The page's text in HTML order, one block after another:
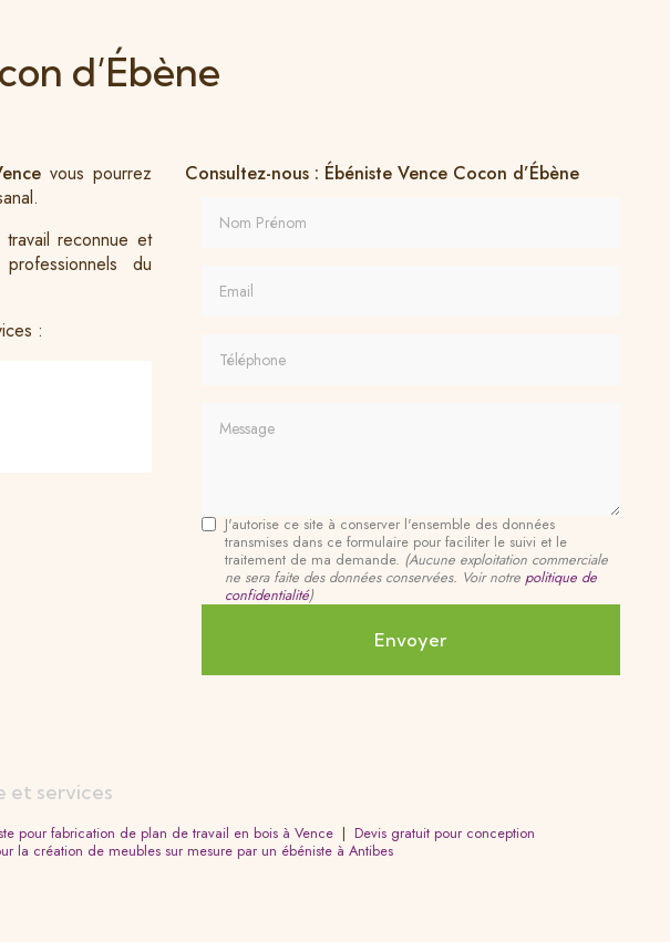
d’Ébène
vous pourrez
reconnue et
du
:
Consultez-nous : Ébéniste Vence Cocon d’Ébène
J'autorise ce site à conserver l'ensemble des données
transmises dans ce formulaire pour faciliter le suivi et le
traitement de ma demande. (Aucune exploitation commerciale
ne sera faite des données conservées. Voir notre politique de
confidentialité)
et services
pour fabrication de plan de travail en bois à Vence| Devis gratuit pour conception
la création de meubles sur mesure par un ébéniste à Antibes